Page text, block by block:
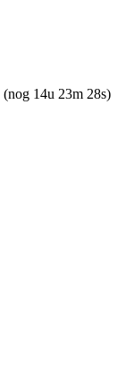
(nog 14u 23m 27s)